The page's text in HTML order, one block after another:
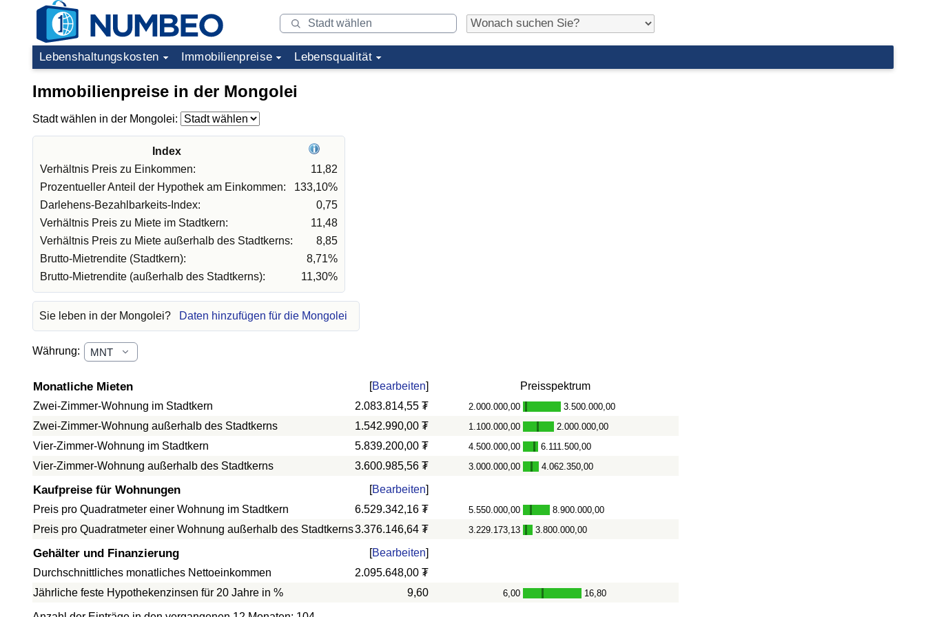
Lebenshaltungskosten Immobilienpreise Lebensqualität
Immobilienpreise in der Mongolei
Stadt wählen in der Mongolei:
Index
Verhältnis Preis zu Einkommen:
11,82
Prozentueller Anteil der Hypothek am Einkommen:
133,10%
Darlehens-Bezahlbarkeits-Index:
0,75
Verhältnis Preis zu Miete im Stadtkern:
11,48
Verhältnis Preis zu Miete außerhalb des Stadtkerns:
8,85
Brutto-Mietrendite (Stadtkern):
8,71%
Brutto-Mietrendite (außerhalb des Stadtkerns):
11,30%
Sie leben in der Mongolei? Daten hinzufügen für die Mongolei
Währung:
Monatliche Mieten [Bearbeiten]
Preisspektrum
Zwei-Zimmer-Wohnung im Stadtkern
2.083.814,55 ₮ 2.000.000,00 - 3.500.000,00
Zwei-Zimmer-Wohnung außerhalb des Stadtkerns 1.542.990,00 ₮ 1.100.000,00 - 2.000.000,00
Vier-Zimmer-Wohnung im Stadtkern 5.839.200,00 ₮ 4.500.000,00 - 6.111.500,00
Vier-Zimmer-Wohnung außerhalb des Stadtkerns 3.600.985,56 ₮ 3.000.000,00 - 4.062.350,00
Kaufpreise für Wohnungen [Bearbeiten]
Preis pro Quadratmeter einer Wohnung im Stadtkern
6.529.342,16 ₮ 5.550.000,00 - 8.900.000,00
Preis pro Quadratmeter einer Wohnung außerhalb des Stadtkerns3.376.146,64 ₮ 3.229.173,13 - 3.800.000,00
Gehälter und Finanzierung [Bearbeiten]
Durchschnittliches monatliches Nettoeinkommen
2.095.648,00 ₮
Jährliche feste Hypothekenzinsen für 20 Jahre in %
9,60 6,00 - 16,80